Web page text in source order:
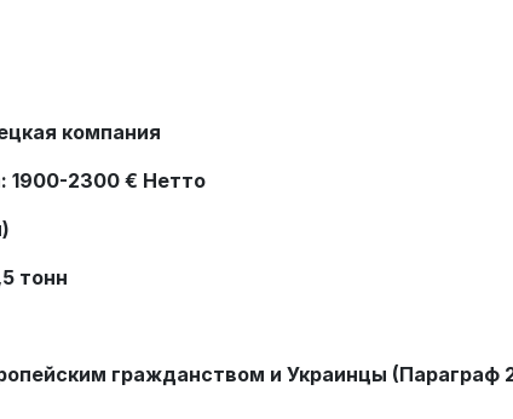
компания
1900-2300 € Нетто
тонн
гражданством и Украинцы (Параграф